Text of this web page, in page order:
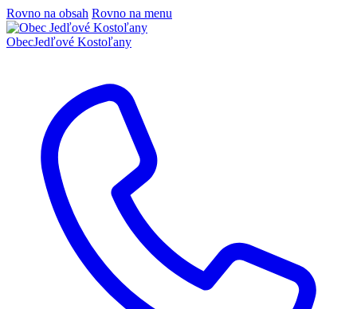
Rovno na obsah Rovno na menu
ObecJedľové Kostoľany